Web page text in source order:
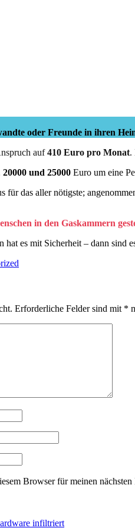
oder Freunde in ihren
auf410 Euro pro Monat.
20000 und 25000 Euro um eine
für das aller nötigste;
in den Gaskammern
hat es mit Sicherheit – dann sind
Erforderliche Felder sind mit *
Browser für meinen
infiltriert